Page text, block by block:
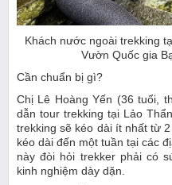
Khách nước ngoài trekking
Vườn Quốc gia
Cần chuẩn bị gì?
Chị Lê Hoàng Yến (36 tuổi,
dẫn tour trekking tại Lảo
trekking sẽ kéo dài ít nhất từ
kéo dài đến một tuần tại các
này đòi hỏi trekker phải có
kinh nghiệm dày dặn.